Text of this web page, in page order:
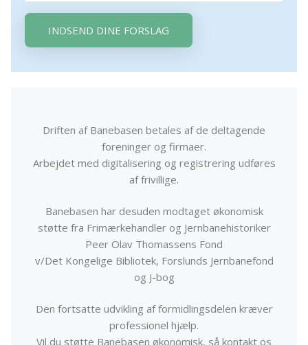
INDSEND DINE FORSLAG
Driften af Banebasen betales af de deltagende
foreninger og firmaer.
Arbejdet med digitalisering og registrering udføres
af frivillige.
Banebasen har desuden modtaget økonomisk
støtte fra Frimærkehandler og Jernbanehistoriker
Peer Olav Thomassens Fond
v/Det Kongelige Bibliotek, Forslunds Jernbanefond
og J-bog
Den fortsatte udvikling af formidlingsdelen kræver
professionel hjælp.
Vil du støtte Banebasen økonomisk, så kontakt os